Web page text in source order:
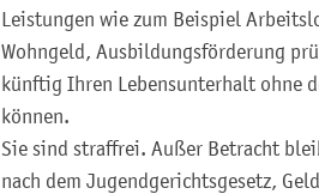
Leistungen wie zum Beispiel
Wohngeld, Ausbildungsförderung
künftig Ihren Lebensunterhalt ohne
können.
Sie sind straffrei. Außer Betracht
nach dem Jugendgerichtsgesetz,